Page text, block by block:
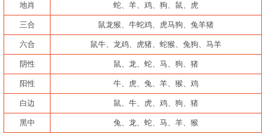
地肖 蛇、羊、鸡、狗、鼠、虎
三合 鼠龙猴、牛蛇鸡、虎马狗、兔羊猪
六合 鼠牛、龙鸡、虎猪、蛇猴、兔狗、马羊
阴性 鼠、龙、蛇、马、狗、猪
阳性 牛、虎、兔、羊、猴、鸡
白边 鼠、牛、虎、鸡、狗、猪
黑中 兔、龙、蛇、马、羊、猴